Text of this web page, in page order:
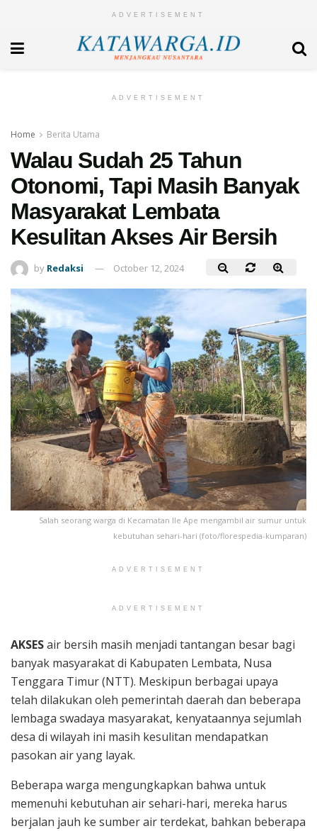
ADVERTISEMENT
ADVERTISEMENT
Home Berita Utama
Walau Sudah 25 Tahun
Otonomi, Tapi Masih Banyak
Masyarakat Lembata
Kesulitan Akses Air Bersih
by Redaksi October 12, 2024
Salah seorang warga di Kecamatan Ile Ape mengambil air sumur untuk
kebutuhan sehari-hari (foto/florespedia-kumparan)
ADVERTISEMENT
ADVERTISEMENT
AKSESair bersih masih menjadi tantangan besar bagi
banyak masyarakat di Kabupaten Lembata, Nusa
Tenggara Timur (NTT). Meskipun berbagai upaya
telah dilakukan oleh pemerintah daerah dan beberapa
lembaga swadaya masyarakat, kenyataannya sejumlah
desa di wilayah ini masih kesulitan mendapatkan
pasokan air yang layak.
Beberapa warga mengungkapkan bahwa untuk
memenuhi kebutuhan air sehari-hari, mereka harus
berjalan jauh ke sumber air terdekat, bahkan beberapa